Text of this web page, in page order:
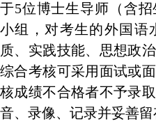
于5位博士生导师（含
小组，对考生的外国语
质、实践技能、思想政
综合考核可采用面试或
核成绩不合格者不予录
音、录像、记录并妥善留